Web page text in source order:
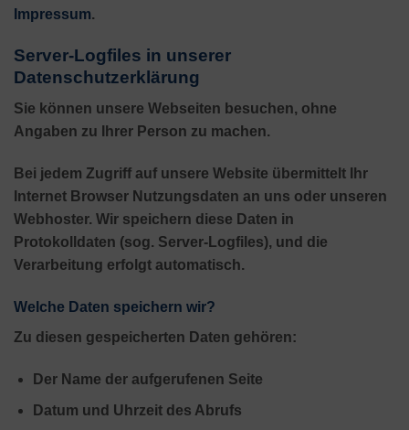
Impressum.
Server-Logfiles in unserer
Datenschutzerklärung
Sie können unsere Webseiten besuchen, ohne
Angaben zu Ihrer Person zu machen.
Bei jedem Zugriff auf unsere Website übermittelt Ihr
Internet Browser Nutzungsdaten an uns oder unseren
Webhoster. Wir speichern diese Daten in
Protokolldaten (sog. Server-Logfiles), und die
Verarbeitung erfolgt automatisch.
Welche Daten speichern wir?
Zu diesen gespeicherten Daten gehören:
Der Name der aufgerufenen Seite
Datum und Uhrzeit des Abrufs